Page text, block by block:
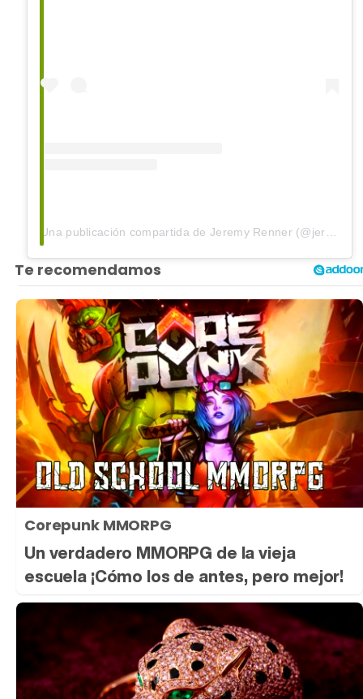
Corepunk MMORPG
Un verdadero MMORPG de la vieja
escuela ¡Cómo los de antes, pero mejor!